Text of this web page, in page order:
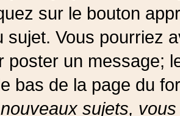
sur le bouton
sujet. Vous pourriez
poster un message;
bas de la page du
sujets,